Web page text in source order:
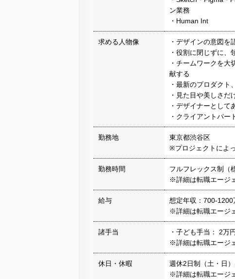
ン業務
・Human Int
求める人物像
・デザインの意図
・役割に閉じずに、
・チームワークを
献する
・最新のプロダク
・見た目や美しさだ
・デザイナーとして
・クライアントパー
勤務地
東京都渋谷区
※プロジェクトによ
勤務時間
フルフレックス制（
※詳細は転職エージ
給与
想定年収：700-1200
※詳細は転職エージ
諸手当
・子ども手当： 2万
※詳細は転職エージ
休日・休暇
週休2日制（土・日
※詳細は転職エージ